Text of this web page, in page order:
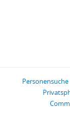
Personensuche